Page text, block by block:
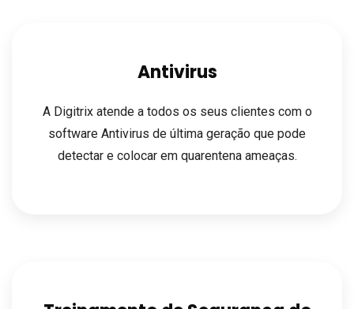
Antivirus
A Digitrix atende a todos os seus clientes com o
software Antivirus de última geração que pode
detectar e colocar em quarentena ameaças.